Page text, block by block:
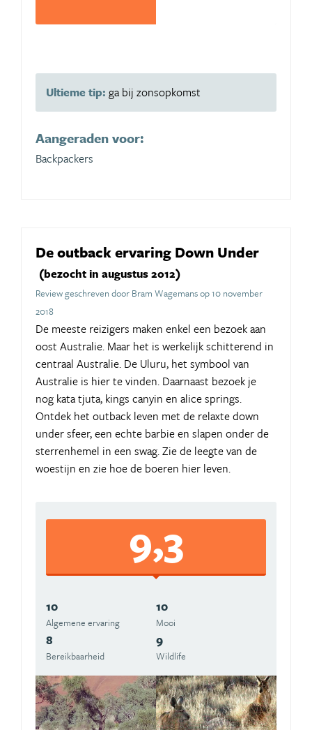
Ultieme tip: ga bij zonsopkomst
Aangeraden voor:
Backpackers
De outback ervaring Down Under
(bezocht in augustus 2012)
Review geschreven door Bram Wagemans op 10 november
2018
De meeste reizigers maken enkel een bezoek aan
oost Australie. Maar het is werkelijk schitterend in
centraal Australie. De Uluru, het symbool van
Australie is hier te vinden. Daarnaast bezoek je
nog kata tjuta, kings canyin en alice springs.
Ontdek het outback leven met de relaxte down
under sfeer, een echte barbie en slapen onder de
sterrenhemel in een swag. Zie de leegte van de
woestijn en zie hoe de boeren hier leven.
9,3
10
Algemene ervaring
10
Mooi
8
Bereikbaarheid
9
Wildlife